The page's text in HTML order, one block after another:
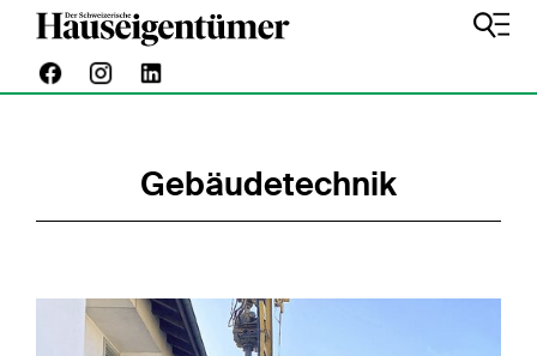
Gebäudetechnik